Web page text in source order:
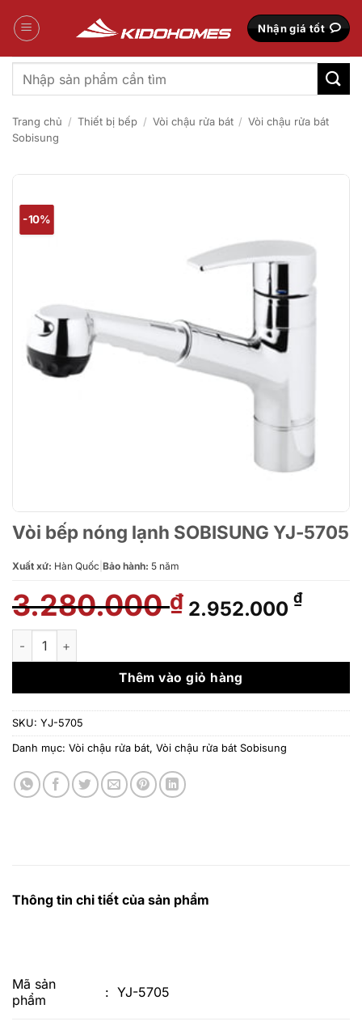
qua
Nhận giá tốt
Tìm
kiếm:
Trang chủ / Thiết bị bếp / Vòi chậu rửa bát / Vòi chậu rửa bát
Sobisung
-10%
Vòi bếp nóng lạnh SOBISUNG YJ-5705
Xuất xứ: Hàn Quốc Bảo hành: 5 năm
3.280.000₫ Giá
gốc
3.280.000 ₫.
2.952.000 ₫Giá
là:
Vòi bếp nóng lạnh SOBISUNG YJ-5705 số lượng
Thêm vào giỏ hàng
SKU: YJ-5705
Danh mục: Vòi chậu rửa bát, Vòi chậu rửa bát Sobisung
Thông tin chi tiết của sản phẩm
Mã sản
phẩm
: YJ-5705